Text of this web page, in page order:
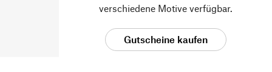
verschiedene Motive verfügbar.
Gutscheine kaufen